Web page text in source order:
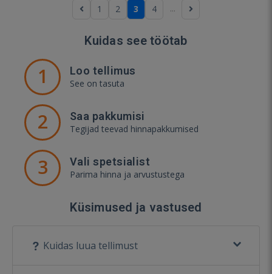
1 2 3 4 ...
Kuidas see töötab
1 Loo tellimus
See on tasuta
2 Saa pakkumisi
Tegijad teevad hinnapakkumised
3 Vali spetsialist
Parima hinna ja arvustustega
Küsimused ja vastused
Kuidas luua tellimust